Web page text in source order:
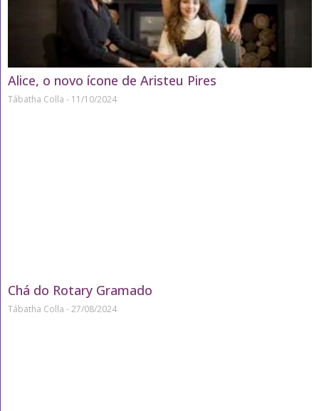
Alice, o novo ícone de Aristeu Pires
Tábatha Colla 11/10/2024
Chá do Rotary Gramado
Tábatha Colla 27/08/2024